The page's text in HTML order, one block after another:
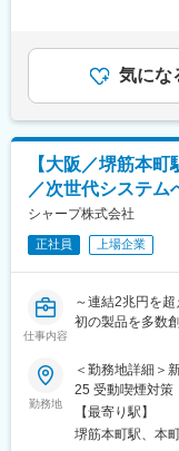
世界中の企業活
客の機密情報を
「自分の仕事が
・技術と経営を
単に手を動かす
度（リスク）に
身につきます。
・長期的なキャリ
腰を据えて技術
中で、着実に専
変更の範囲：会
◎ISO9001、
援（監査/計画/実
◎QMS内部監査
◎市場品質問題
び未然防止支援
■働く環境につい
（平均10h程）
週に2回のノー
2025（ホワイト
当社はキヤノン
ヤノン製品を国
しています。半
製品／ソリュー
目安の金額であ
給(月額)は固定
気にな
【大阪／堺筋本
／次世代システム
シャープ株式会社
正社員 上場企業
仕事内容
～連結2兆円を
初の製品を多数
■業務内容：
シャープグルー
おけるソフトウ
をリードしてい
勤務地
＜勤務地詳細＞
25 受動喫煙対策：敷地内喫煙可能場所あり変更の範囲：会社の定
める事業所（リ
【最寄り駅】
堺筋本町駅、本